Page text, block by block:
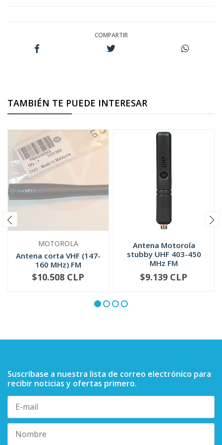
COMPARTIR
TAMBIÉN TE PUEDE INTERESAR
MOTOROLA
Antena corta VHF (147-
160 MHz) FM
PMAD4094
NO DISPONIBLE
$10.508 CLP
Antena Motorola
stubby UHF 403-450
MHz FM
+
$9.139 CLP
Suscríbase a nuestra lista de correo electrónico para
recibir noticias y ofertas primero.